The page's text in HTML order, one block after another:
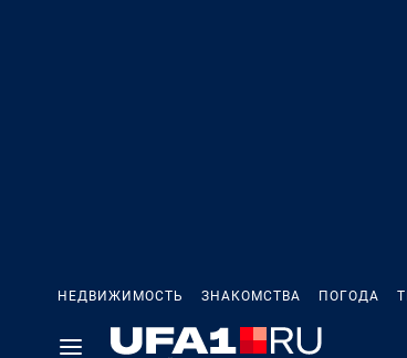
НЕДВИЖИМОСТЬ ЗНАКОМСТВА ПОГОДА